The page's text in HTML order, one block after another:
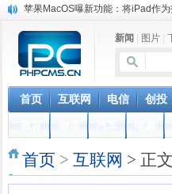
苹果MacOS曝新功能：将iPad作
苹果与高通和解 英特尔失去重要移
小米高管：虽然高通与苹果和解，
iOS 13加入黑暗模式 多功能加持6
高通与苹果达成和解，双方达成6年
元宇宙持续火热 应用爆发落地需实
美团电单车防烫坐垫全国陆续上
奔驰维权女车主捅出了一个最大的瓜
新闻 图片
首页 互联网 电信 创投
首页 > 互联网 > 正文